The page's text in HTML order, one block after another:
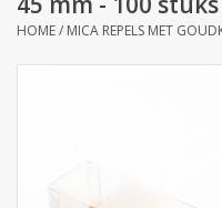
HOME/ MICA REPELS MET